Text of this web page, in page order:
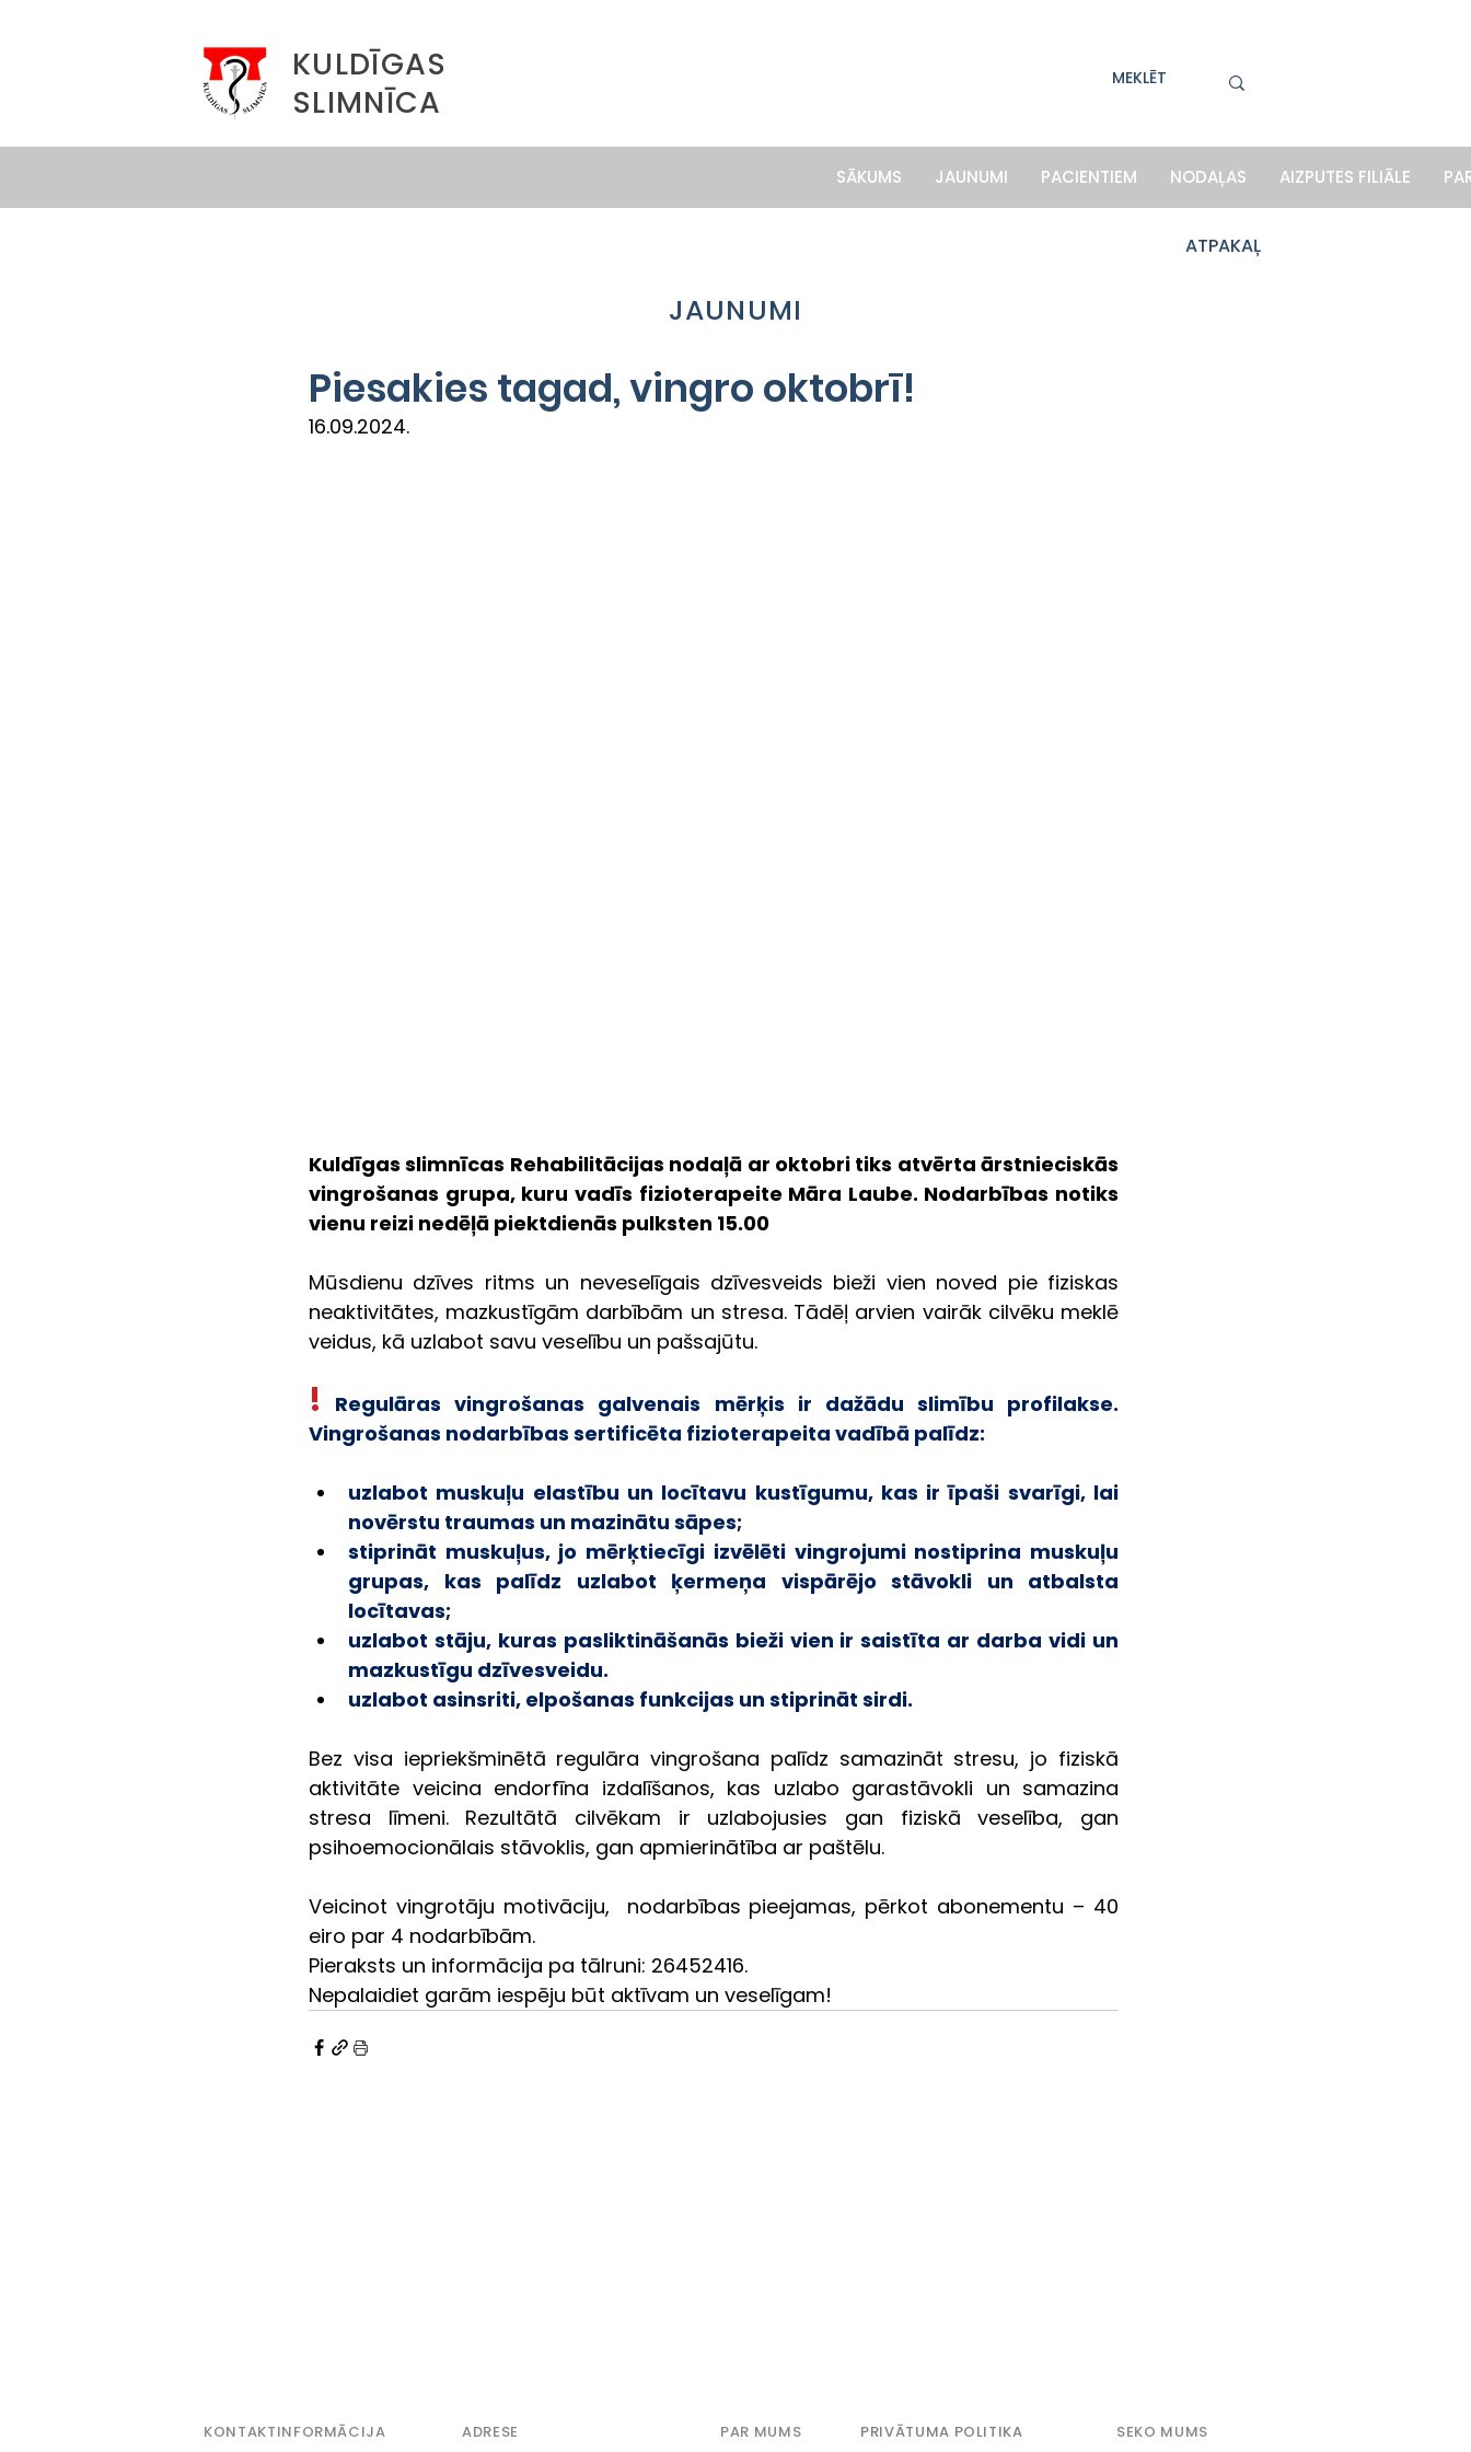
KULDĪGAS
SLIMNĪCA
SĀKUMS JAUNUMI PACIENTIEM NODAĻAS AIZPUTES FILIĀLE
ATPAKAĻ
JAUNUMI
Piesakies tagad, vingro oktobrī!
16.09.2024.
Kuldīgas slimnīcas Rehabilitācijas nodaļā ar oktobri tiks atvērta ārstnieciskās
vingrošanas grupa, kuru vadīs fizioterapeite Māra Laube. Nodarbības notiks
vienu reizi nedēļā piektdienās pulksten 15.00
Mūsdienu dzīves ritms un neveselīgais dzīvesveids bieži vien noved pie fiziskas
neaktivitātes, mazkustīgām darbībām un stresa. Tādēļ arvien vairāk cilvēku meklē
veidus, kā uzlabot savu veselību un pašsajūtu.
!
Regulāras vingrošanas galvenais mērķis ir dažādu slimību profilakse.
Vingrošanas nodarbības sertificēta fizioterapeita vadībā palīdz:
uzlabot muskuļu elastību un locītavu kustīgumu, kas ir īpaši svarīgi, lai
novērstu traumas un mazinātu sāpes;
stiprināt muskuļus, jo mērķtiecīgi izvēlēti vingrojumi nostiprina muskuļu
grupas, kas palīdz uzlabot ķermeņa vispārējo stāvokli un atbalsta
locītavas;
uzlabot stāju, kuras pasliktināšanās bieži vien ir saistīta ar darba vidi un
mazkustīgu dzīvesveidu.
uzlabot asinsriti, elpošanas funkcijas un stiprināt sirdi.
Bez visa iepriekšminētā regulāra vingrošana palīdz samazināt stresu, jo fiziskā
aktivitāte veicina endorfīna izdalīšanos, kas uzlabo garastāvokli un samazina
stresa līmeni. Rezultātā cilvēkam ir uzlabojusies gan fiziskā veselība, gan
psihoemocionālais stāvoklis, gan apmierinātība ar paštēlu.
Veicinot vingrotāju motivāciju,  nodarbības pieejamas, pērkot abonementu – 40
eiro par 4 nodarbībām.
Pieraksts un informācija pa tālruni: 26452416.
Nepalaidiet garām iespēju būt aktīvam un veselīgam!
KONTAKTINFORMĀCIJA
ADRESE
PAR MUMS
PRIVĀTUMA POLITIKA
SEKO MUMS